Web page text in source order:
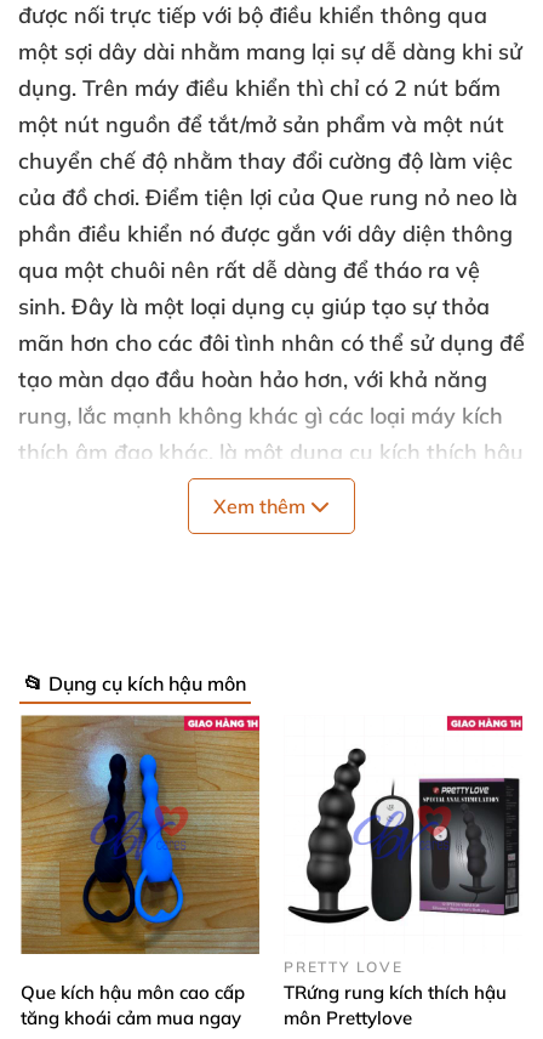
được nối trực tiếp với bộ điều khiển thông qua
một sợi dây dài nhằm mang lại sự dễ dàng khi sử
dụng. Trên máy điều khiển thì chỉ có 2 nút bấm
một nút nguồn để tắt/mở sản phẩm và một nút
chuyển chế độ nhằm thay đổi cường độ làm việc
của đồ chơi. Điểm tiện lợi của Que rung nỏ neo là
phần điều khiển nó được gắn với dây diện thông
qua một chuôi nên rất dễ dàng để tháo ra vệ
sinh. Đây là một loại dụng cụ giúp tạo sự thỏa
mãn hơn cho các đôi tình nhân có thể sử dụng để
tạo màn dạo đầu hoàn hảo hơn, với khả năng
rung, lắc mạnh không khác gì các loại máy kích
thích âm đạo khác, là một dụng cụ kích thích hậu
môn vừa độc đáovà mang tính kích thích
để kích thích tạo
được cảm giác
Xem thêm
📂 Dụng cụ kích hậu môn
Que kích hậu môn cao cấp
tăng khoái cảm mua ngay
PRETTY LOVE
TRứng rung kích thích hậu
môn Prettylove